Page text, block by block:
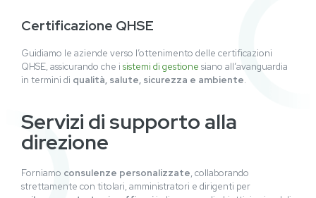
Certificazione QHSE
Guidiamo le aziende verso l’ottenimento delle certificazioni
QHSE, assicurando che i sistemi di gestione siano all’avanguardia
in termini di qualità, salute, sicurezza e ambiente.
Servizi di supporto alla
direzione
Forniamo consulenze personalizzate, collaborando
strettamente con titolari, amministratori e dirigenti per